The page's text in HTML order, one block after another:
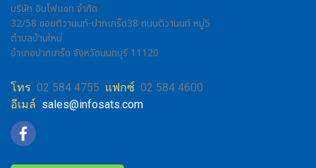
บริษัท อินโฟแซท จำกัด
32/58 ซอยติวานนท์-ปากเกร็ด38 ถนนติวานนท์ หมู่5
ตำบลบ้านใหม่
อำเภอปากเกร็ด จังหวัดนนทบุรี 11120
โทร 02 584 4755 แฟกซ์ 02 584 4600
อีเมล์ sales@infosats.com